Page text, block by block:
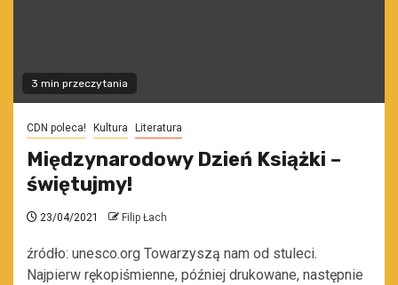
3 min przeczytania
CDN poleca! Kultura Literatura
Międzynarodowy Dzień Książki –
świętujmy!
23/04/2021 Filip Łach
źródło: unesco.org Towarzyszą nam od stuleci.
Najpierw rękopiśmienne, później drukowane, następnie